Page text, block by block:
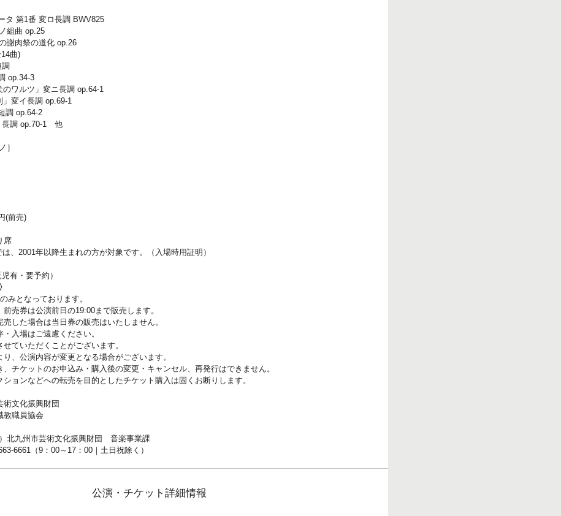
タ 第1番 変ロ長調 BWV825
組曲 op.25
謝肉祭の道化 op.26
曲)
3
ツ」変ニ長調 op.64-1
長調 op.69-1
op.64-2
op.70-1 他
］
(前売)
席
、2001年以降生まれの方が対象です。（入場時用証明）
有・要予約）
みとなっております。
売券は公演前日の19:00まで販売します。
した場合は当日券の販売はいたしません。
入場はご遠慮ください。
ていただくことがございます。
、公演内容が変更となる場合がございます。
チケットのお申込み・購入後の変更・キャンセル、再発行はできません。
ョンなどへの転売を目的としたチケット購入は固くお断りします。
術文化振興財団
教職員協会
北九州市芸術文化振興財団 音楽事業課
：00～17：00｜土日祝除く）
公演・チケット詳細情報